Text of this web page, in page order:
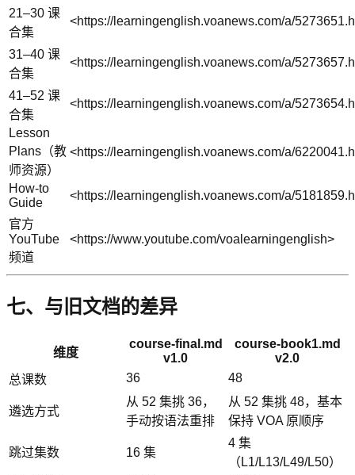
21–30 课
合集
<https://learningenglish.voanews.com/a/
31–40 课
合集
<https://learningenglish.voanews.com/a/
41–52 课
合集
<https://learningenglish.voanews.com/a/
Lesson
Plans（教
师资源）
<https://learningenglish.voanews.com/a/
How-to
Guide
<https://learningenglish.voanews.com/a/
官方
YouTube
频道
<https://www.youtube.com/voalearningenglish>
七、与旧文档的差异
维度
course-final.md
v1.0
course-book1.md
v2.0
总课数
36 48
遴选方式
从 52 集挑 36，
手动按语法重排
从 52 集挑 48，基本
保持 VOA 原顺序
跳过集数 16 集
4 集
（L1/L13/L49/L50）